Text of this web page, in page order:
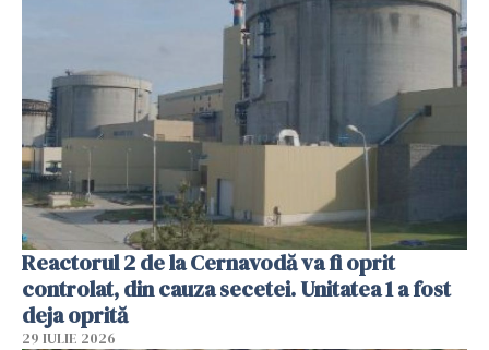
Reactorul 2 de la Cernavodă va fi oprit
controlat, din cauza secetei. Unitatea 1 a fost
deja oprită
29 IULIE 2026